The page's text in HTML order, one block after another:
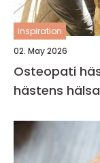
inspiration
02. May 2026
Osteopati häst så kan behandling
hästens